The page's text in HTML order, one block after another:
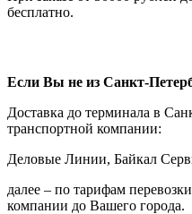
бесплатно.
Если Вы не из Санкт-
Доставка до терминала в
транспортной компании:
Деловые Линии, Байкал
далее – по тарифам
компании до Вашего города.